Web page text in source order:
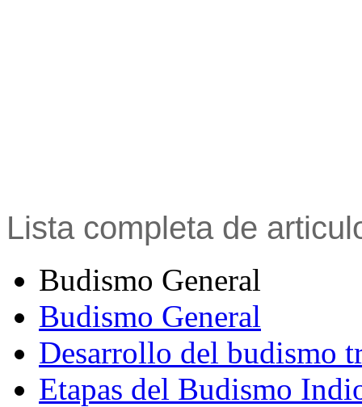
Lista completa de
Budismo General
Budismo General
Desarrollo del budismo
Etapas del Budismo